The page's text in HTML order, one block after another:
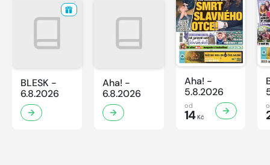
BLESK -
6.8.2026
Aha! -
6.8.2026
Aha! -
5.8.2026
od
14Kč